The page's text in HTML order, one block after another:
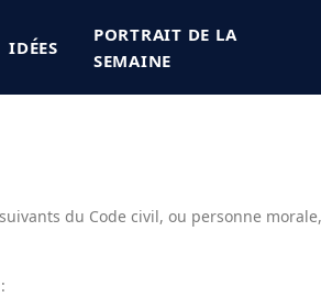
IDÉES
PORTRAIT DE LA
SEMAINE
du Code civil, ou personne